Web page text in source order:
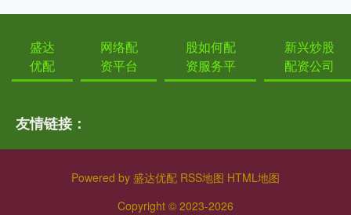
盛达
优配
网络配
资平台
股如何配
资服务平
新兴炒股
配资公司
友情链接：
Powered by 盛达优配 RSS地图 HTML地图
Copyright © 2023-2026